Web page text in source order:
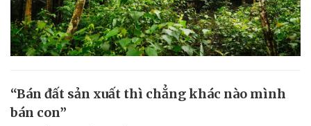
“Bán đất sản xuất thì chẳng khác nào mình
bán con”